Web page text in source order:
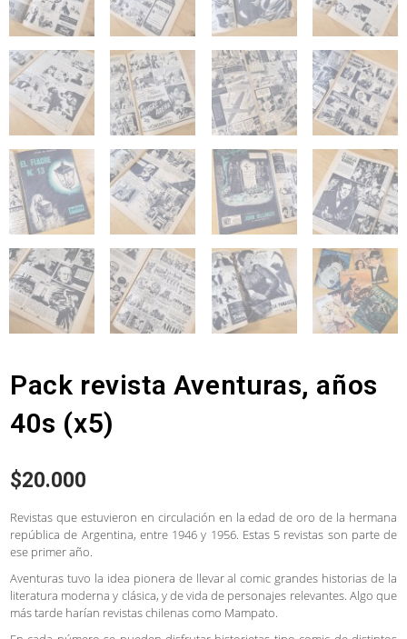
Pack revista Aventuras, años
40s (x5)
$20.000
Revistas que estuvieron en circulación en la edad de oro de la hermana
república de Argentina, entre 1946 y 1956. Estas 5 revistas son parte de
ese primer año.
Aventuras tuvo la idea pionera de llevar al comic grandes historias de la
literatura moderna y clásica, y de vida de personajes relevantes. Algo que
más tarde harían revistas chilenas como Mampato.